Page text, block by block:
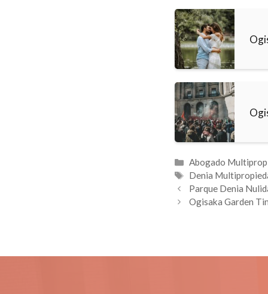
Categorías
Abogado
Etiquetas
Denia
Parque Denia
Ogisaka Garden